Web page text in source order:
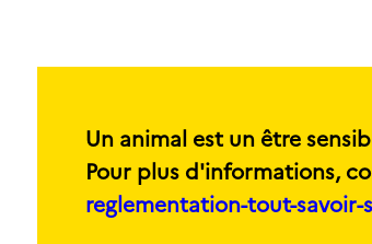
Un animal est un être
Pour plus d'informations,
reglementation-tout-savoir-